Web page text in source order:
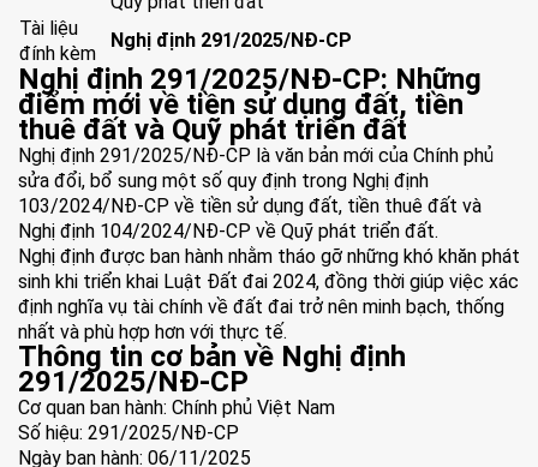
Tài liệu
đính kèm
Nghị định 291/2025/NĐ-CP
Nghị định 291/2025/NĐ-CP: Những
điểm mới về tiền sử dụng đất, tiền
thuê đất và Quỹ phát triển đất
Nghị định 291/2025/NĐ-CP là văn bản mới của Chính phủ
sửa đổi, bổ sung một số quy định trong Nghị định
103/2024/NĐ-CP về tiền sử dụng đất, tiền thuê đất và
Nghị định 104/2024/NĐ-CP về Quỹ phát triển đất.
Nghị định được ban hành nhằm tháo gỡ những khó khăn phát
sinh khi triển khai Luật Đất đai 2024, đồng thời giúp việc xác
định nghĩa vụ tài chính về đất đai trở nên minh bạch, thống
nhất và phù hợp hơn với thực tế.
Thông tin cơ bản về Nghị định
291/2025/NĐ-CP
Cơ quan ban hành: Chính phủ Việt Nam
Số hiệu: 291/2025/NĐ-CP
Ngày ban hành: 06/11/2025